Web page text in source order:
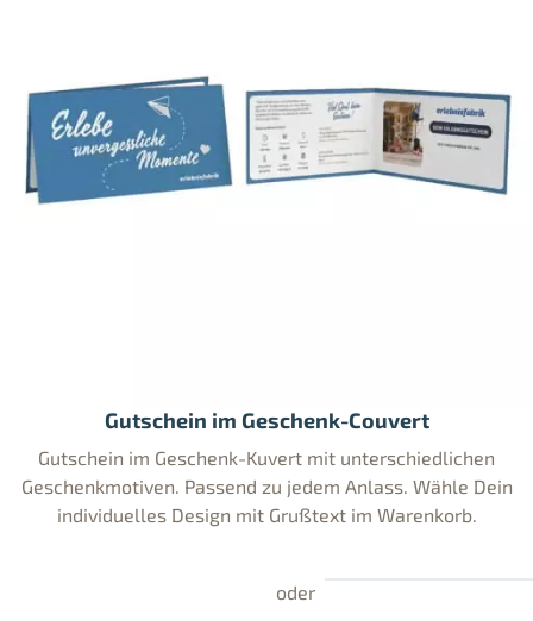
Gutschein im Geschenk-Couvert
Gutschein im Geschenk-Kuvert mit unterschiedlichen
Geschenkmotiven. Passend zu jedem Anlass. Wähle Dein
individuelles Design mit Grußtext im Warenkorb.